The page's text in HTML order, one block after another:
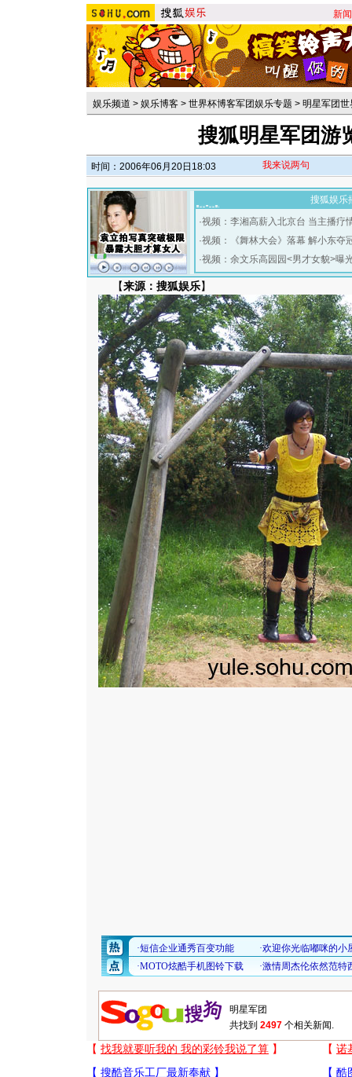
新闻
娱乐频道 > 娱乐博客 > 世界杯博客军团娱乐专题 > 明星军团
搜狐明星军团游
时间：2006年06月20日18:03 我来说两句
搜狐娱乐
·视频：李湘高薪入北京台 当主播疗
·视频：《舞林大会》落幕 解小东夺
·视频：余文乐高园园<男才女貌>曝
【来源：搜狐娱乐】
共找到 2497 个相关新闻.